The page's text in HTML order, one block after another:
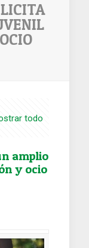
todo
amplio
y ocio